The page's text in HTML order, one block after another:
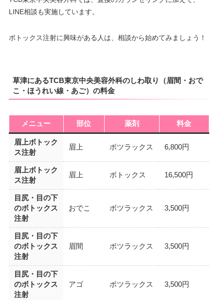
LINE相談も実施しています。
ボトックス注射に興味がある人は、相談から始めてみましょう！
草津にあるTCB東京中央美容外科のしわ取り（眉間・おで
こ・ほうれい線・あご）の料金
メニュー 部位 薬剤 料金
眉上ボトック
ス注射
眉上 ボツラックス 6,800円
眉上ボトック
ス注射
眉上 ボトックス 16,500円
目尻・目の下
のボトックス
注射
おでこ ボツラックス 3,500円
目尻・目の下
のボトックス
注射
眉間 ボツラックス 3,500円
目尻・目の下
のボトックス
注射
アゴ ボツラックス 3,500円